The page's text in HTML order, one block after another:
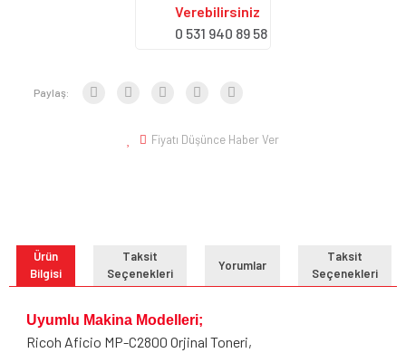
Verebilirsiniz
0 531 940 89 58
Paylaş:
Fiyatı Düşünce Haber Ver
Ürün
Bilgisi
Taksit
Seçenekleri
Yorumlar
Taksit
Seçenekleri
Uyumlu Makina Modelleri;
Ricoh Aficio MP-C2800 Orjinal Toneri,